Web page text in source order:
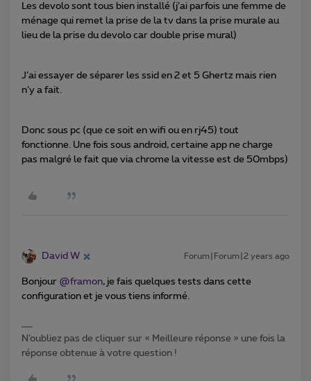
Les devolo sont tous bien installé (j’ai parfois une femme de
ménage qui remet la prise de la tv dans la prise murale au
lieu de la prise du devolo car double prise mural)
J’ai essayer de séparer les ssid en 2 et 5 Ghertz mais rien
n’y a fait.
Donc sous pc (que ce soit en wifi ou en rj45) tout
fonctionne. Une fois sous android, certaine app ne charge
pas malgré le fait que via chrome la vitesse est de 50mbps)
David W Forum|Forum|2 years ago
Bonjour @framon, je fais quelques tests dans cette
configuration et je vous tiens informé.
N’oubliez pas de cliquer sur « Meilleure réponse » une fois la
réponse obtenue à votre question !